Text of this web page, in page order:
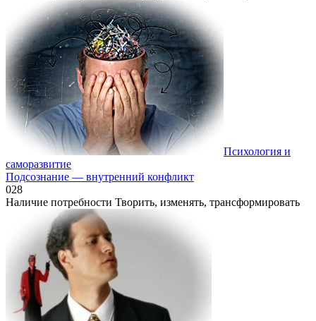
Психология и
саморазвитие
Подсознание — внутренний конфликт
028
Наличие потребности Творить, изменять, трансформировать